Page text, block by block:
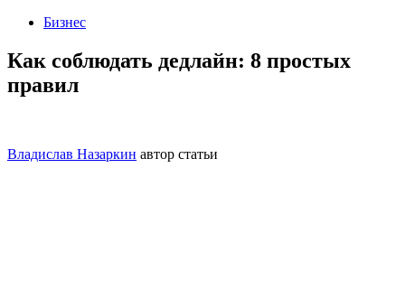
Бизнес
Как соблюдать дедлайн: 8 простых
правил
Владислав Назаркин автор статьи